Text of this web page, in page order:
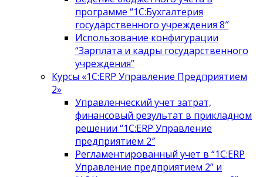
программе “1С:Бухгалтерия
государственного учреждения 8″
Использование конфигурации
“Зарплата и кадры государственного
учреждения”
Курсы «1С:ERP Управление Предприятием
2»
Управленческий учет затрат,
финансовый результат в прикладном
решении “1С:ERP Управление
предприятием 2″
Регламентированный учет в “1С:ERP
Управление предприятием 2” и